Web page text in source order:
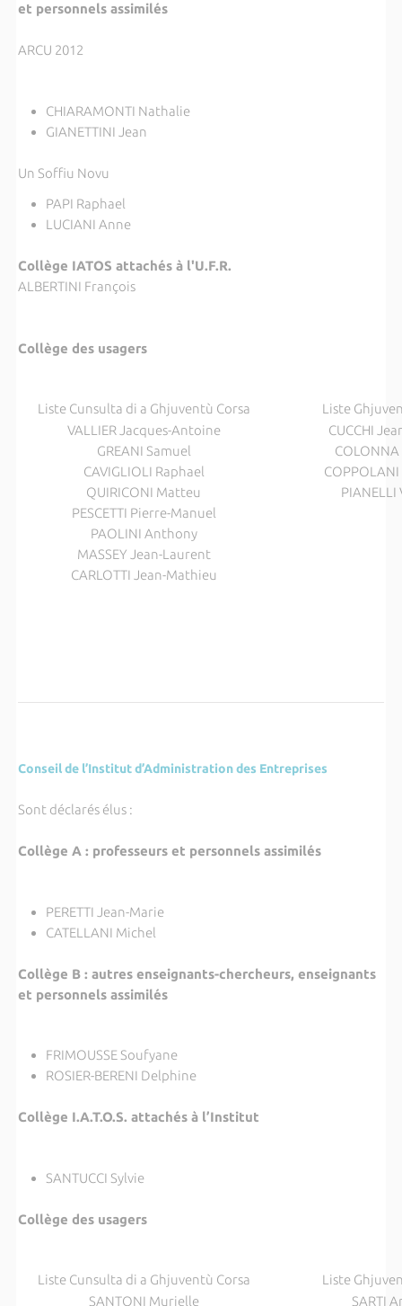
et personnels assimilés
ARCU 2012
CHIARAMONTI Nathalie
GIANETTINI Jean
Un Soffiu Novu
PAPI Raphael
LUCIANI Anne
Collège IATOS attachés à l'U.F.R.
ALBERTINI François
Collège des usagers
Liste Cunsulta di a Ghjuventù Corsa
Liste
VALLIER Jacques-Antoine
GREANI Samuel
CAVIGLIOLI Raphael
QUIRICONI Matteu
PESCETTI Pierre-Manuel
PAOLINI Anthony
MASSEY Jean-Laurent
CARLOTTI Jean-Mathieu
CUCCHI
Conseil de l’Institut d’Administration des Entreprises
Sont déclarés élus :
Collège A : professeurs et personnels assimilés
PERETTI Jean-Marie
CATELLANI Michel
Collège B : autres enseignants-chercheurs, enseignants
et personnels assimilés
FRIMOUSSE Soufyane
ROSIER-BERENI Delphine
Collège I.A.T.O.S. attachés à l’Institut
SANTUCCI Sylvie
Collège des usagers
Liste Cunsulta di a Ghjuventù Corsa
Liste
SANTONI Murielle
SARTI